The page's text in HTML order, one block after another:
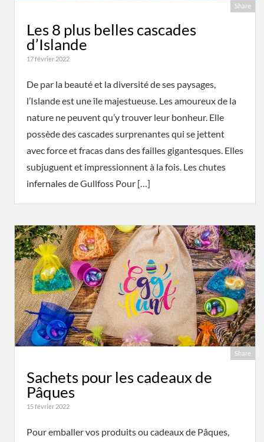
Share
Les 8 plus belles cascades
d’Islande
17 février 2022
De par la beauté et la diversité de ses paysages,
l’Islande est une île majestueuse. Les amoureux de la
nature ne peuvent qu’y trouver leur bonheur. Elle
possède des cascades surprenantes qui se jettent
avec force et fracas dans des failles gigantesques. Elles
subjuguent et impressionnent à la fois. Les chutes
infernales de Gullfoss Pour […]
Share
Sachets pour les cadeaux de
Pâques
15 février 2022
Pour emballer vos produits ou cadeaux de Pâques,